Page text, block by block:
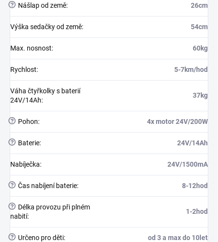
? Nášlap od země: 26cm
Výška sedačky od země: 54cm
Max. nosnost: 60kg
Rychlost: 5-7km/hod
Váha čtyřkolky s baterií
24V/14Ah:
37kg
? Pohon: 4x motor 24V/200W
? Baterie: 24V/14Ah
Nabíječka: 24V/1500mA
? Čas nabíjení baterie: 8-12hod
?
Délka provozu při plném
nabití:
1-2hod
? Určeno pro děti: od 3 a max do 10let